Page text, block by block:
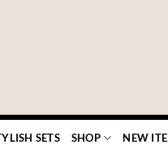
SETS SHOP NEW